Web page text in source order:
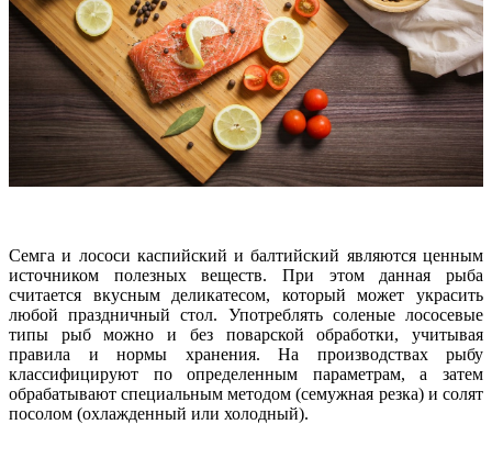
Семга и лососи каспийский и балтийский являются ценным
источником полезных веществ. При этом данная рыба
считается вкусным деликатесом, который может украсить
любой праздничный стол. Употреблять соленые лососевые
типы рыб можно и без поварской обработки, учитывая
правила и нормы хранения. На производствах рыбу
классифицируют по определенным параметрам, а затем
обрабатывают специальным методом (семужная резка) и солят
посолом (охлажденный или холодный).